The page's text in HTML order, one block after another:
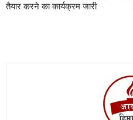
तैयार करने का कार्यक्रम जारी